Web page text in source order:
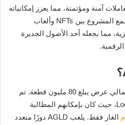
آمنة ومؤتمتة، مما يعزز إمكانياته
في مجال الألعاب الرقمية. يجمع المشروع بين NFTs وألعاب
مما يجعله أحد الأصول الجديرة
AGLD هي عملة ERC20 بإجمالي عرض يبلغ 80 مليون قطعة. تم
توزيعه مجانًا لمالكي Loot NFTs، حيث كان بإمكانهم المطالبة
الغاز فقط. يلعب AGLD دورًا متعدد